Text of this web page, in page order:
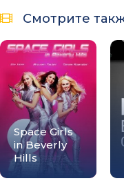
Смотрите
Space Girls
in Beverly
Hills